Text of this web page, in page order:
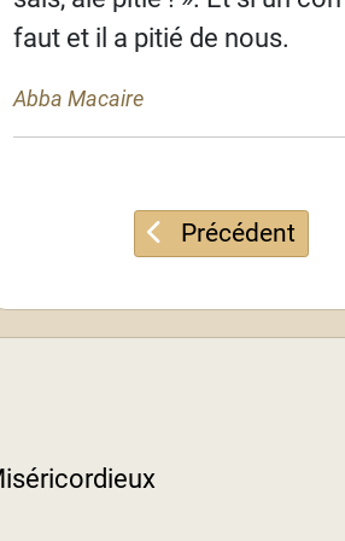
faut et il a pitié de nous.
Abba Macaire
Article précédent
Précédent